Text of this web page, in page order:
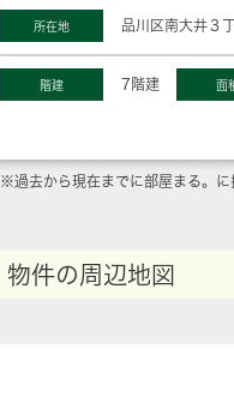
所在地 品川区南大井３
階建 7階建 面
※過去から現在までに部屋まる。に
物件の周辺地図